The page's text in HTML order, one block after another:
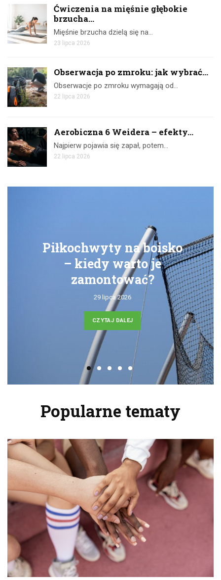
Ćwiczenia na mięśnie głębokie
brzucha...
Mięśnie brzucha dzielą się na…
23 lipca 2026
Obserwacja po zmroku: jak wybrać...
Obserwacje po zmroku wymagają od…
22 lipca 2026
Aerobiczna 6 Weidera – efekty...
Najpierw pojawia się zapał, potem…
22 lipca 2026
Ćwiczenia z
skuteczny
domu
24 lipca 2026
CZYTAJ DALEJ
Popularne tematy